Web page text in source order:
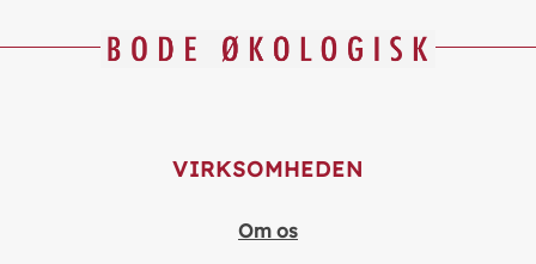
VIRKSOMHEDEN
Om os